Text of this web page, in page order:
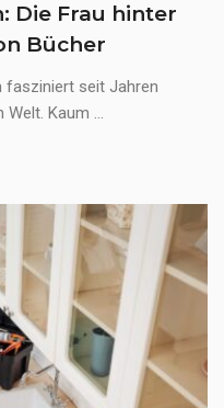
Die Frau hinter
Bücher
fasziniert seit Jahren
Kaum ...